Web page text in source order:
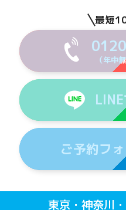
最短
（年中
ご予約フ
東京・神奈川